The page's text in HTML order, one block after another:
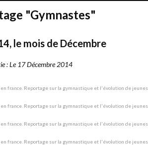
"Gymnastes"
le mois de Décembre
: Le 17 Décembre 2014